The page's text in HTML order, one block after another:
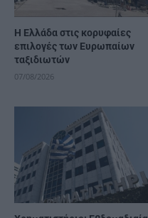
Η Ελλάδα στις κορυφαίες
επιλογές των Ευρωπαίων
ταξιδιωτών
07/08/2026